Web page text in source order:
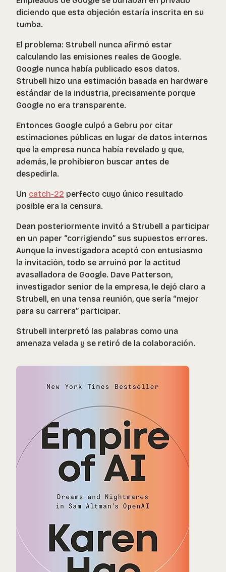
diciendo que esta objeción estaría inscrita en su
tumba.
El problema: Strubell nunca afirmó estar
calculando las emisiones reales de Google.
Google nunca había publicado esos datos.
Strubell hizo una estimación basada en hardware
estándar de la industria, precisamente porque
Google no era transparente.
Entonces Google culpó a Gebru por citar
estimaciones públicas en lugar de datos internos
que la empresa nunca había revelado y que,
además, le prohibieron buscar antes de
despedirla.
Un catch-22 perfecto cuyo único resultado
posible era la censura.
Dean posteriormente invitó a Strubell a participar
en un paper “corrigiendo” sus supuestos errores.
Aunque la investigadora aceptó con entusiasmo
la invitación, todo se arruinó por la actitud
avasalladora de Google. Dave Patterson,
investigador senior de la empresa, le dejó claro a
Strubell, en una tensa reunión, que sería “mejor
para su carrera” participar.
Strubell interpretó las palabras como una
amenaza velada y se retiró de la colaboración.